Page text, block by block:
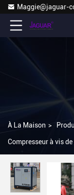
Maggie@jaguar-
À La Maison >
Compresseur à vis